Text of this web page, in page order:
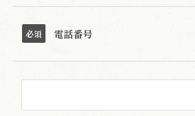
必須 電話番号